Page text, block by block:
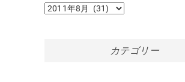
ア
カテゴリー